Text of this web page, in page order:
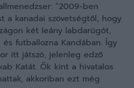
“2009-ben
a kanadai szövetségtől, hogy
két leány labdarúgót,
futballozna Kandában. Így
itt játszó, jelenleg edző
Katát. Ők kint a hivatalos
akkoriban ezt még